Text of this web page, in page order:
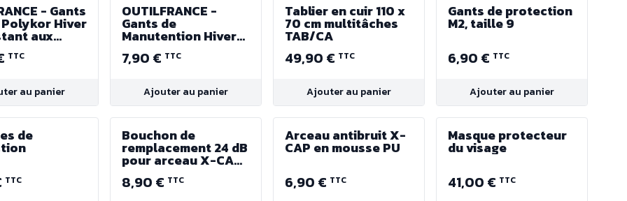
- Gants
Polykor Hiver
aux
- Indice de
X2X -
TTC
au panier
OUTILFRANCE -
Gants de
Manutention Hiver
"Big Jim" - Taille 9
7,90 € TTC
Ajouter au panier
Tablier en cuir 110 x
70 cm multitâches
TAB/CA
49,90 € TTC
Ajouter au panier
Gants de protection
M2, taille 9
6,90 € TTC
Ajouter au panier
de
TTC
Bouchon de
remplacement 24 dB
pour arceau X-CAP
Uvex
8,90 € TTC
Arceau antibruit X-
CAP en mousse PU
6,90 € TTC
Masque protecteur
du visage
41,00 € TTC